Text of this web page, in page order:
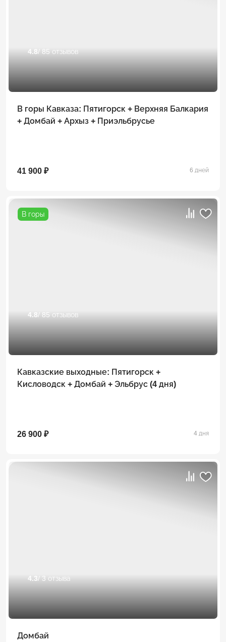
4.8/ 85 отзывов
В горы Кавказа: Пятигорск + Верхняя Балкария
+ Домбай + Архыз + Приэльбрусье
41 900 ₽ 6 дней
В горы
4.8/ 85 отзывов
Кавказские выходные: Пятигорск +
Кисловодск + Домбай + Эльбрус (4 дня)
26 900 ₽ 4 дня
4.3/ 3 отзыва
Домбай